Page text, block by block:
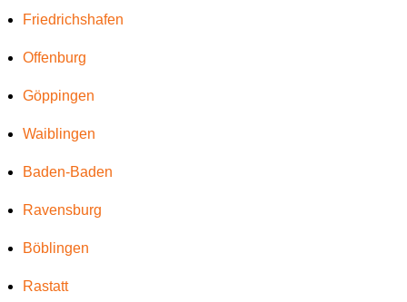
Friedrichshafen
Offenburg
Göppingen
Waiblingen
Baden-Baden
Ravensburg
Böblingen
Rastatt